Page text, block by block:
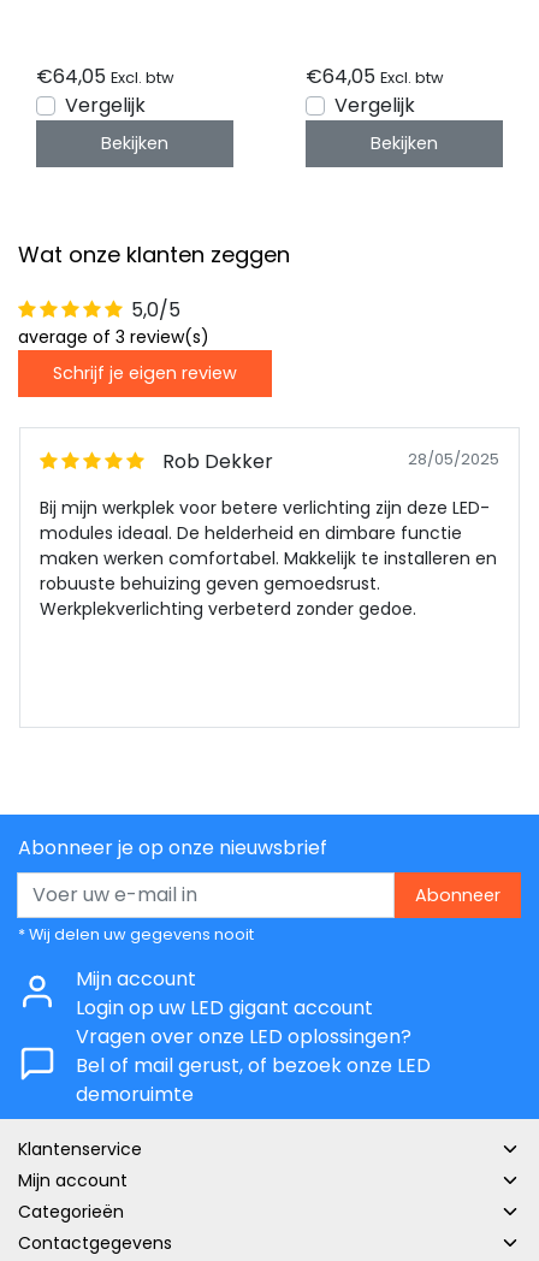
€64,05 Excl. btw
Vergelijk
Bekijken
€64,05 Excl. btw
Vergelijk
Bekijken
Wat onze klanten zeggen
5,0/5
average of 3 review(s)
Schrijf je eigen review
Rob Dekker 28/05/2025
Bij mijn werkplek voor betere verlichting zijn deze LED-
modules ideaal. De helderheid en dimbare functie
maken werken comfortabel. Makkelijk te installeren en
robuuste behuizing geven gemoedsrust.
Werkplekverlichting verbeterd zonder gedoe.
Abonneer je op onze nieuwsbrief
Abonneer
* Wij delen uw gegevens nooit
Mijn account
Login op uw LED gigant account
Vragen over onze LED oplossingen?
Bel of mail gerust, of bezoek onze LED
demoruimte
Klantenservice
Mijn account
Categorieën
Contactgegevens